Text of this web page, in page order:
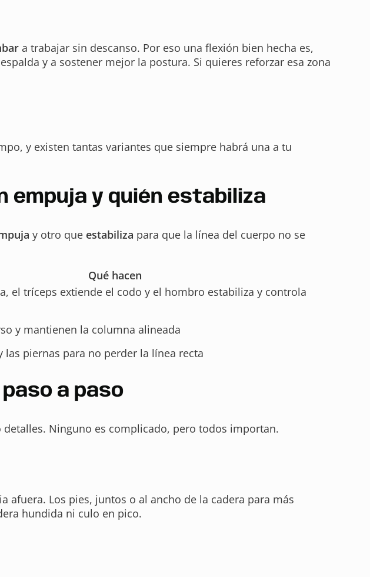
a trabajar sin descanso. Por eso una flexión bien hecha es,
y a sostener mejor la postura. Si quieres reforzar esa zona
y existen tantas variantes que siempre habrá una a tu
empuja y quién estabiliza
y otro que estabiliza para que la línea del cuerpo no se
Qué hacen
el tríceps extiende el codo y el hombro estabiliza y controla
y mantienen la columna alineada
las piernas para no perder la línea recta
a paso
Ninguno es complicado, pero todos importan.
afuera. Los pies, juntos o al ancho de la cadera para más
hundida ni culo en pico.